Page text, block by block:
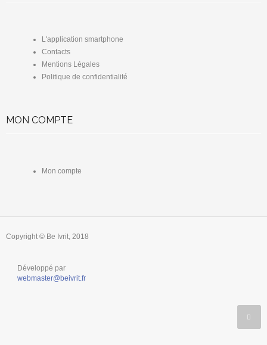
L'application smartphone
Contacts
Mentions Légales
Politique de confidentialité
MON COMPTE
Mon compte
Copyright © Be Ivrit, 2018
Développé par
webmaster@beivrit.fr